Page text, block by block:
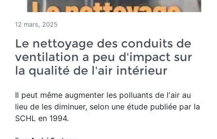
12 mars, 2025
Le nettoyage des conduits de
ventilation a peu d'impact sur
la qualité de l'air intérieur
Il peut même augmenter les polluants de l'air au
lieu de les diminuer, selon une étude publiée par la
SCHL en 1994.